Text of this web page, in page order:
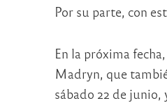
Por su parte, con
En la próxima
Madryn, que
sábado 22 de junio,